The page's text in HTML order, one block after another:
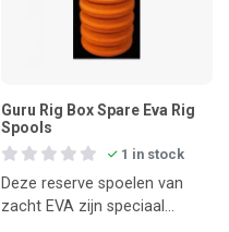
Guru Rig Box Spare Eva Rig
Spools
1 in stock
Deze reserve spoelen van
zacht EVA zijn speciaal